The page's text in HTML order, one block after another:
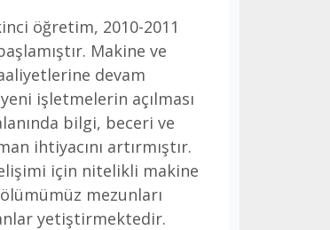
öğretim, 2010-2011
Makine ve
devam
işletmelerin açılması
bilgi, beceri ve
ihtiyacını artırmıştır.
için nitelikli makine
mezunları
yetiştirmektedir.